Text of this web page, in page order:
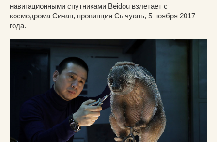
навигационными спутниками Beidou взлетает с
космодрома Сичан, провинция Сычуань, 5 ноября 2017
года.